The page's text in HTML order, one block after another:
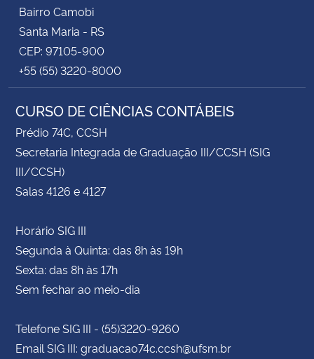
Bairro Camobi
Santa Maria - RS
CEP: 97105-900
+55 (55) 3220-8000
CURSO DE CIÊNCIAS CONTÁBEIS
Prédio 74C, CCSH
Secretaria Integrada de Graduação III/CCSH (SIG
III/CCSH)
Salas 4126 e 4127
Horário SIG III
Segunda à Quinta: das 8h às 19h
Sexta: das 8h às 17h
Sem fechar ao meio-dia
Telefone SIG III - (55)3220-9260
Email SIG III: graduacao74c.ccsh@ufsm.br